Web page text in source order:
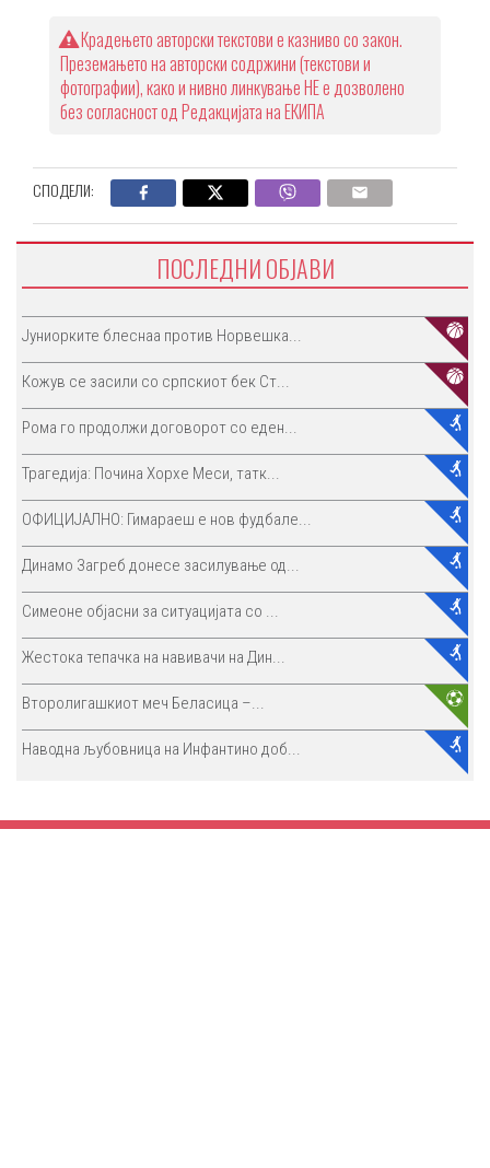
Крадењето авторски текстови е казниво со закон.
Преземањето на авторски содржини (текстови и
фотографии), како и нивно линкување НЕ е дозволено
без согласност од Редакцијата на ЕКИПА
СПОДЕЛИ:
ПОСЛЕДНИ ОБЈАВИ
Јуниорките блеснаа против Норвешка...
Кожув се засили со српскиот бек Ст...
Рома го продолжи договорот со еден...
Трагедија: Почина Хорхе Меси, татк...
ОФИЦИЈАЛНО: Гимараеш е нов фудбале...
Динамо Загреб донесе засилување од...
Симеоне објасни за ситуацијата со ...
Жестока тепачка на навивачи на Дин...
Второлигашкиот меч Беласица –...
Наводна љубовница на Инфантино доб...